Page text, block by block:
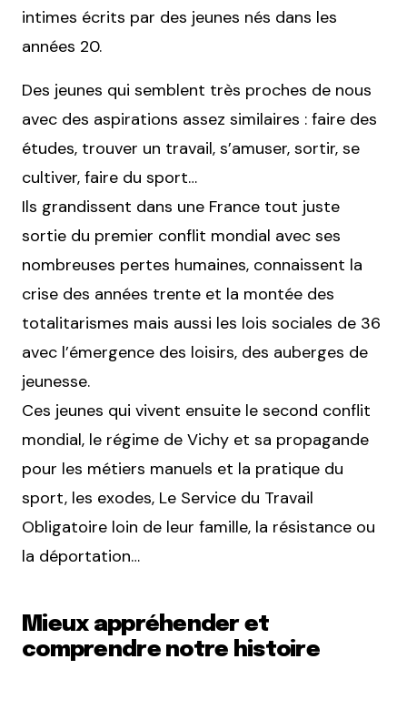
intimes écrits par des jeunes nés dans les
années 20.
Des jeunes qui semblent très proches de nous
avec des aspirations assez similaires : faire des
études, trouver un travail, s’amuser, sortir, se
cultiver, faire du sport…
Ils grandissent dans une France tout juste
sortie du premier conflit mondial avec ses
nombreuses pertes humaines, connaissent la
crise des années trente et la montée des
totalitarismes mais aussi les lois sociales de 36
avec l’émergence des loisirs, des auberges de
jeunesse.
Ces jeunes qui vivent ensuite le second conflit
mondial, le régime de Vichy et sa propagande
pour les métiers manuels et la pratique du
sport, les exodes, Le Service du Travail
Obligatoire loin de leur famille, la résistance ou
la déportation…
Mieux appréhender et
comprendre notre histoire